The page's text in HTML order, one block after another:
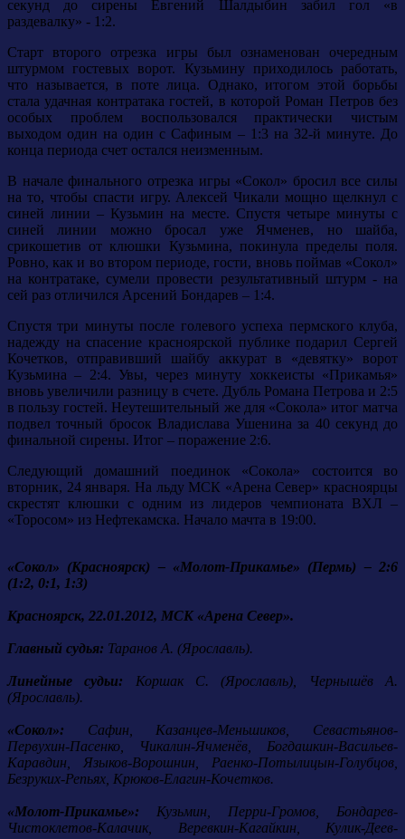
секунд до сирены Евгений Шалдыбин забил гол «в
раздевалку» - 1:2.
Старт второго отрезка игры был ознаменован очередным
штурмом гостевых ворот. Кузьмину приходилось работать,
что называется, в поте лица. Однако, итогом этой борьбы
стала удачная контратака гостей, в которой Роман Петров без
особых проблем воспользовался практически чистым
выходом один на один с Сафиным – 1:3 на 32-й минуте. До
конца периода счет остался неизменным.
В начале финального отрезка игры «Сокол» бросил все силы
на то, чтобы спасти игру. Алексей Чикали мощно щелкнул с
синей линии – Кузьмин на месте. Спустя четыре минуты с
синей линии можно бросал уже Ячменев, но шайба,
срикошетив от клюшки Кузьмина, покинула пределы поля.
Ровно, как и во втором периоде, гости, вновь поймав «Сокол»
на контратаке, сумели провести результативный штурм - на
сей раз отличился Арсений Бондарев – 1:4.
Спустя три минуты после голевого успеха пермского клуба,
надежду на спасение красноярской публике подарил Сергей
Кочетков, отправивший шайбу аккурат в «девятку» ворот
Кузьмина – 2:4. Увы, через минуту хоккеисты «Прикамья»
вновь увеличили разницу в счете. Дубль Романа Петрова и 2:5
в пользу гостей. Неутешительный же для «Сокола» итог матча
подвел точный бросок Владислава Ушенина за 40 секунд до
финальной сирены. Итог – поражение 2:6.
Следующий домашний поединок «Сокола» состоится во
вторник, 24 января. На льду МСК «Арена Север» красноярцы
скрестят клюшки с одним из лидеров чемпионата ВХЛ –
«Торосом» из Нефтекамска. Начало мачта в 19:00.
«Сокол» (Красноярск) – «Молот-Прикамье» (Пермь) – 2:6
(1:2, 0:1, 1:3)
Красноярск, 22.01.2012, МСК «Арена Север».
Главный судья: Таранов А. (Ярославль).
Линейные судьи: Коршак С. (Ярославль), Чернышёв А.
(Ярославль).
«Сокол»: Сафин, Казанцев-Меньшиков, Севастьянов-
Первухин-Пасенко, Чикалин-Ячменёв, Богдашкин-Васильев-
Каравдин, Языков-Ворошнин, Раенко-Потылицын-Голубцов,
Безруких-Репьях, Крюков-Елагин-Кочетков.
«Молот-Прикамье»: Кузьмин, Перри-Громов, Бондарев-
Чистоклетов-Калачик, Веревкин-Кагайкин, Кулик-Деев-